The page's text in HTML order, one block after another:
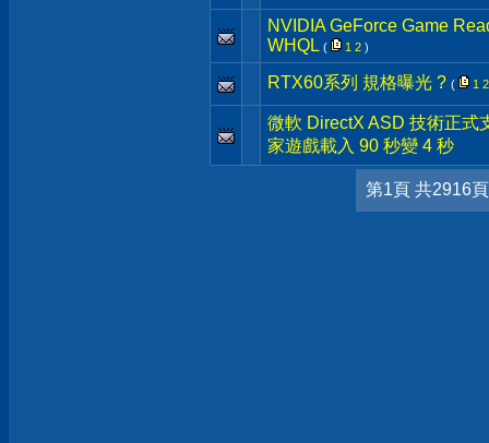
NVIDIA GeForce Game
WHQL ( 1 2 )
RTX60系列 規格曝光 ? ( 1 2
微軟 DirectX ASD 技術正式
家遊戲載入 90 秒變 4 秒
第1頁 共2916頁